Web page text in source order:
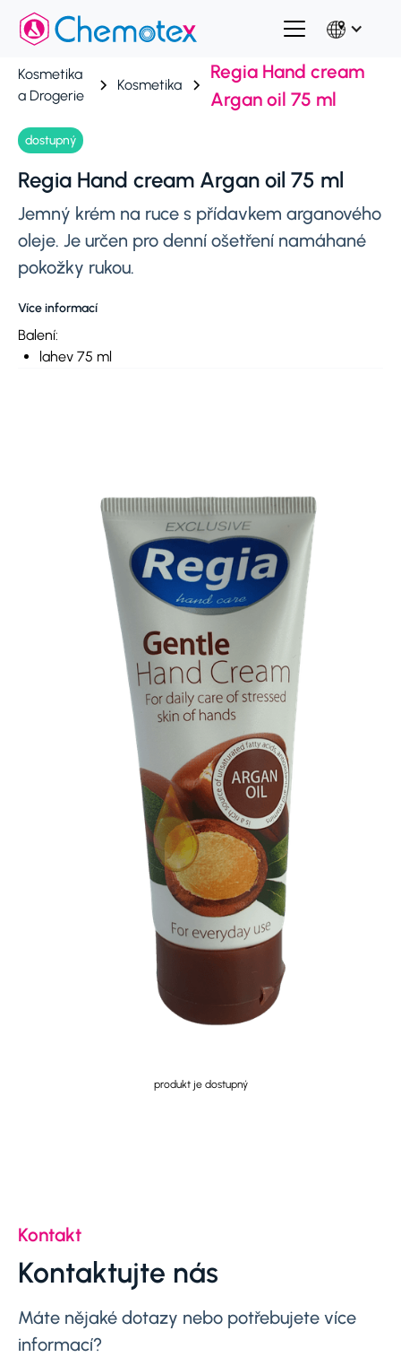
Kosmetika
a Drogerie
Kosmetika
Regia Hand cream
Argan oil 75 ml
dostupný
Regia Hand cream Argan oil 75 ml
Jemný krém na ruce s přídavkem arganového
oleje. Je určen pro denní ošetření namáhané
pokožky rukou.
Více informací
Balení:
lahev 75 ml
produkt je dostupný
Kontakt
Kontaktujte nás
Máte nějaké dotazy nebo potřebujete více
informací?